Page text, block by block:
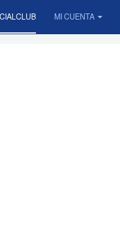
MI CUENTA